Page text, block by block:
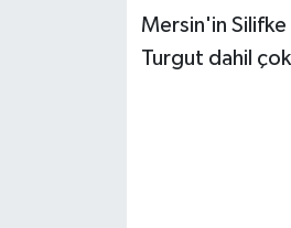
Mersin'in
Turgut dahil çok